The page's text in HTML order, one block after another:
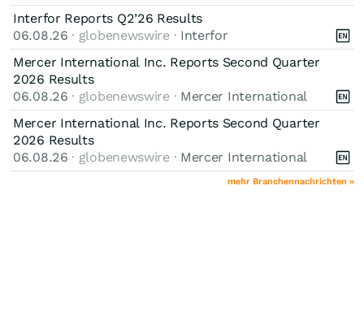
Interfor Reports Q2’26 Results
06.08.26 · globenewswire · Interfor
Mercer International Inc. Reports Second Quarter
2026 Results
06.08.26 · globenewswire · Mercer International
Mercer International Inc. Reports Second Quarter
2026 Results
06.08.26 · globenewswire · Mercer International
mehr Branchennachrichten »